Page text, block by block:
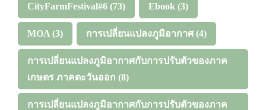
CityFarmFestival#6 (73) Ebook (3)
MOA (3) การเปลี่ยนแปลงภูมิอากาศ(4)
การเปลี่ยนแปลงภูมิอากาศกับการปรับตัวของภาค
เกษตร ภาคตะวันออก (8)
การเปลี่ยนแปลงภูมิอากาศกับการปรับตัวของภาค